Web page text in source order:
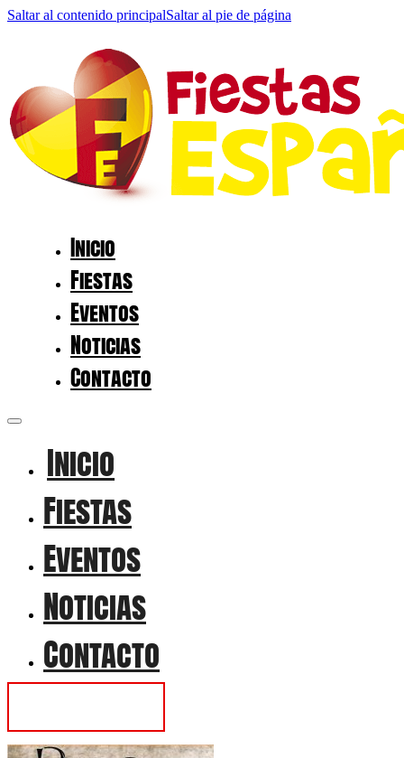
Saltar al contenido principalSaltar al pie de página
Inicio
Fiestas
Eventos
Noticias
Contacto
Inicio
Fiestas
Eventos
Noticias
Contacto